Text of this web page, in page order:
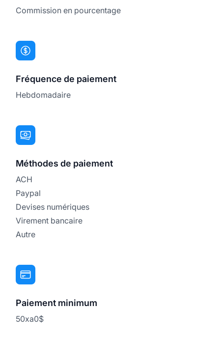
Commission en pourcentage
Fréquence de paiement
Hebdomadaire
Méthodes de paiement
ACH
Paypal
Devises numériques
Virement bancaire
Autre
Paiement minimum
50xa0$